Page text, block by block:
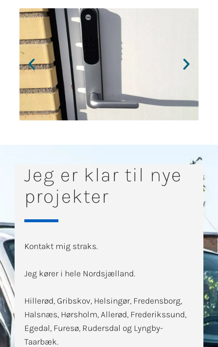
Jeg er klar til nye
projekter
Kontakt mig straks.
Jeg kører i hele Nordsjælland.
Hillerød, Gribskov, Helsingør, Fredensborg,
Halsnæs, Hørsholm, Allerød, Frederikssund,
Egedal, Furesø, Rudersdal og Lyngby-
Taarbæk.